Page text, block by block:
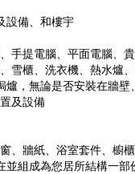
設備、和樓宇
、手提電腦、平面電腦、
、雪櫃、洗衣機、熱水爐
爐，無論是否安裝在牆壁
及設備
窗、牆紙、浴室套件、櫥
並組成為您居所結構一部